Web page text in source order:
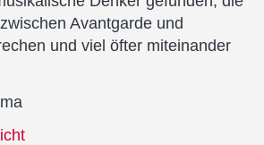
Avantgarde und
und viel öfter miteinander